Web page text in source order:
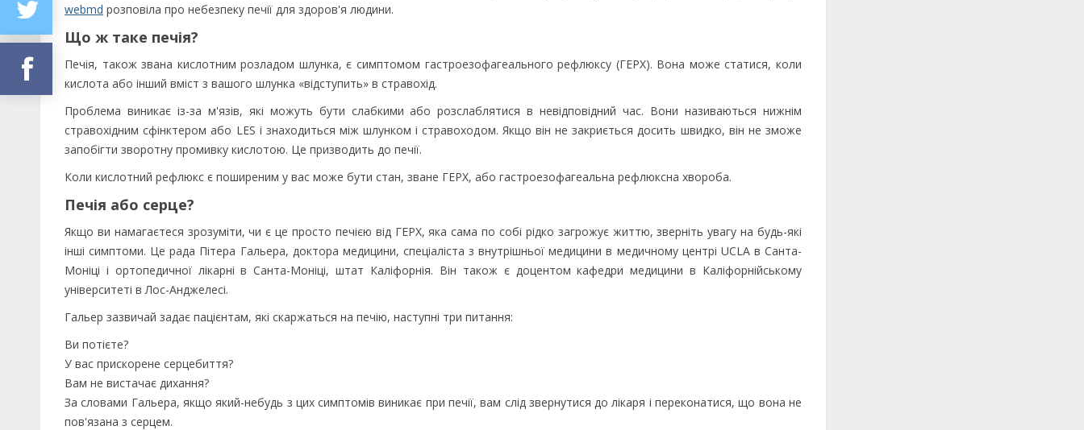
webmd розповіла про небезпеку печії для здоров'я людини.
Що ж таке печія?
Печія, також звана кислотним розладом шлунка, є симптомом гастроезофагеального рефлюксу (ГЕРХ). Вона може статися, коли
кислота або інший вміст з вашого шлунка «відступить» в стравохід.
Проблема виникає із-за м'язів, які можуть бути слабкими або розслаблятися в невідповідний час. Вони називаються нижнім
стравохідним сфінктером або LES і знаходиться між шлунком і стравоходом. Якщо він не закриється досить швидко, він не зможе
запобігти зворотну промивку кислотою. Це призводить до печії.
Коли кислотний рефлюкс є поширеним у вас може бути стан, зване ГЕРХ, або гастроезофагеальна рефлюксна хвороба.
Печія або серце?
Якщо ви намагаєтеся зрозуміти, чи є це просто печією від ГЕРХ, яка сама по собі рідко загрожує життю, зверніть увагу на будь-які
інші симптоми. Це рада Пітера Гальера, доктора медицини, спеціаліста з внутрішньої медицини в медичному центрі UCLA в Санта-
Моніці і ортопедичної лікарні в Санта-Моніці, штат Каліфорнія. Він також є доцентом кафедри медицини в Каліфорнійському
університеті в Лос-Анджелесі.
Гальер зазвичай задає пацієнтам, які скаржаться на печію, наступні три питання:
Ви потієте?
У вас прискорене серцебиття?
Вам не вистачає дихання?
За словами Гальера, якщо який-небудь з цих симптомів виникає при печії, вам слід звернутися до лікаря і переконатися, що вона не
пов'язана з серцем.